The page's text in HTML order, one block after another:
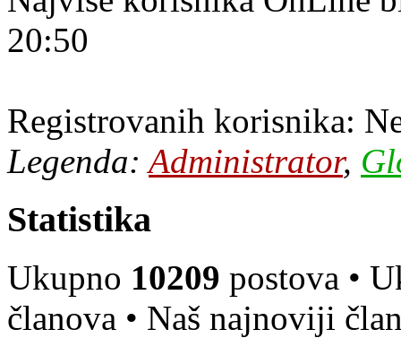
20:50
Registrovanih korisnika:
Legenda:Administrator,
Statistika
Ukupno 10209 postova •
članova • Naš najnoviji